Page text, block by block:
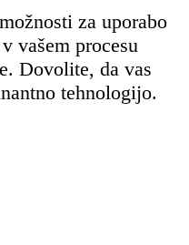
za uporabo
vašem procesu
Dovolite, da vas
tehnologijo.